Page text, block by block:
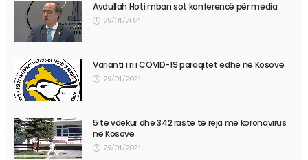
Avdullah Hoti mban sot konferencë për media
29/01/2021
Varianti i ri i COVID-19 paraqitet edhe në Kosovë
29/01/2021
5 të vdekur dhe 342 raste të reja me koronavirus
në Kosovë
29/01/2021